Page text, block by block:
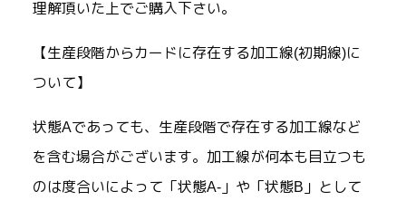
理解頂いた上でご購入下さい。
【生産段階からカードに存在する加工線(初期線)に
ついて】
状態Aであっても、生産段階で存在する加工線など
を含む場合がございます。加工線が何本も目立つも
のは度合いによって「状態A-」や「状態B」として